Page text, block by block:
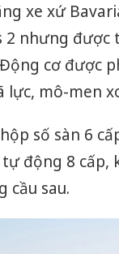
xe xứ
2 nhưng
cơ được
lực, mô-men
hộp số sàn 6
động 8 cấp,
cầu sau.